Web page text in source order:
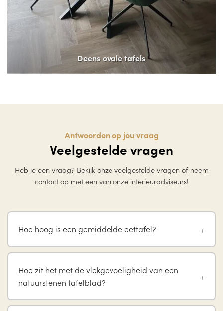
Deens ovale tafels
Antwoorden op jou vraag
Veelgestelde vragen
Heb je een vraag? Bekijk onze veelgestelde vragen of neem
contact op met een van onze interieuradviseurs!
Hoe hoog is een gemiddelde eettafel?
Hoe zit het met de vlekgevoeligheid van een
natuurstenen tafelblad?